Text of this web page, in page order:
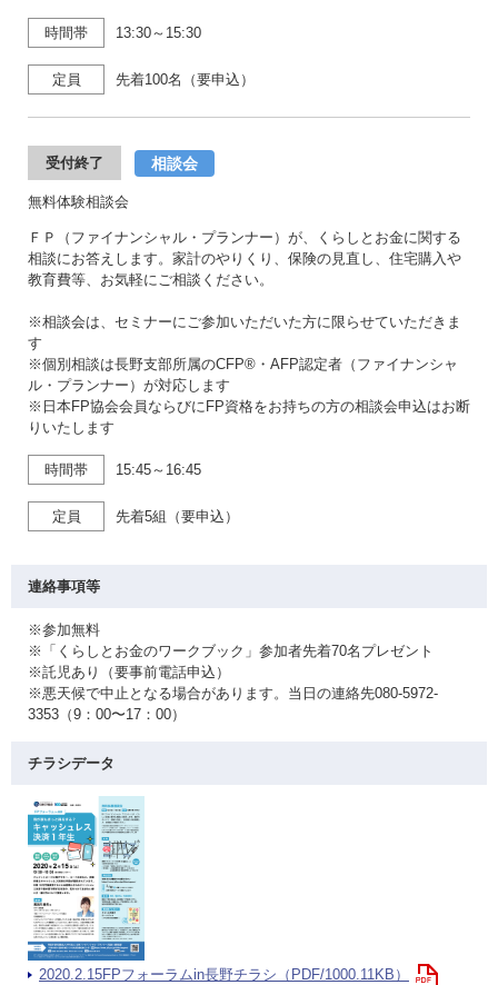
時間帯 13:30～15:30
定員 先着100名（要申込）
受付終了 相談会
無料体験相談会
ＦＰ（ファイナンシャル・プランナー）が、くらしとお金に関する
相談にお答えします。家計のやりくり、保険の見直し、住宅購入や
教育費等、お気軽にご相談ください。
※相談会は、セミナーにご参加いただいた方に限らせていただきま
す
※個別相談は長野支部所属のCFP®・AFP認定者（ファイナンシャ
ル・プランナー）が対応します
※日本FP協会会員ならびにFP資格をお持ちの方の相談会申込はお断
りいたします
時間帯 15:45～16:45
定員 先着5組（要申込）
連絡事項等
※参加無料
※「くらしとお金のワークブック」参加者先着70名プレゼント
※託児あり（要事前電話申込）
※悪天候で中止となる場合があります。当日の連絡先080-5972-
3353（9：00〜17：00）
チラシデータ
2020.2.15FPフォーラムin長野チラシ（PDF/1000.11KB）